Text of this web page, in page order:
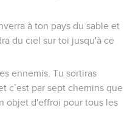
à ton pays du sable et
du ciel sur toi jusqu'à ce
ennemis. Tu sortiras
c’est par sept chemins que
objet d'effroi pour tous les